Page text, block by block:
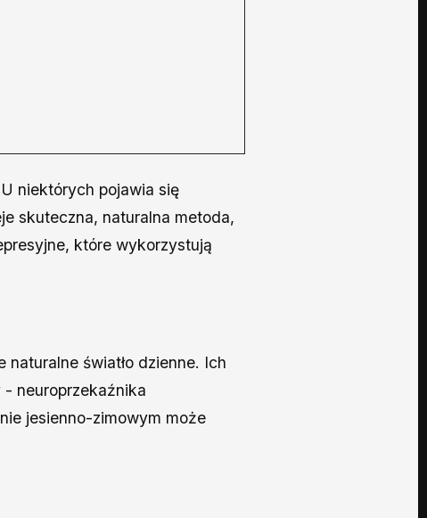
niektórych pojawia się
skuteczna, naturalna metoda,
które wykorzystują
światło dzienne. Ich
neuroprzekaźnika
jesienno-zimowym może